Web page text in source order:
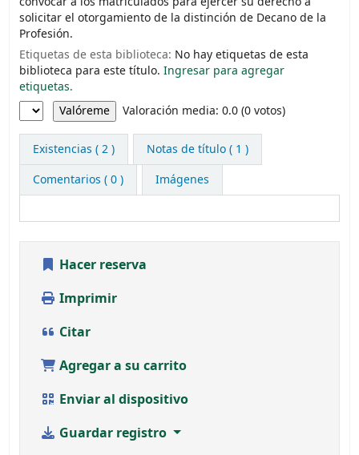
solicitar el otorgamiento de la distinción de Decano de la
Profesión.
Etiquetas de esta biblioteca: No hay etiquetas de esta
biblioteca para este título. Ingresar para agregar
etiquetas.
Valoración Valoración media: 0.0 (0 votos)
Existencias ( 2 )
Notas de título ( 1 )
Comentarios ( 0 )
Imágenes
Hacer reserva
Imprimir
Citar
Agregar a su carrito
Enviar al dispositivo
Guardar registro